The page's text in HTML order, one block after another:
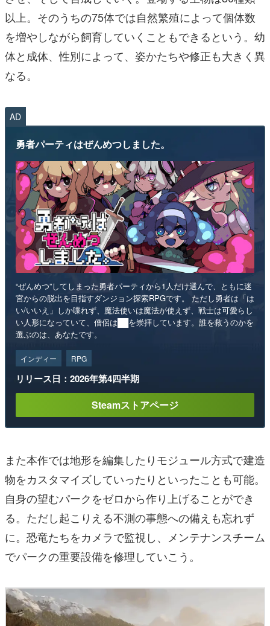
以上。そのうちの75体では自然繁殖によって個体数
を増やしながら飼育していくこともできるという。幼
体と成体、性別によって、姿かたちや修正も大きく異
なる。
AD
勇者パーティはぜんめつしました。
“ぜんめつ”してしまった勇者パーティから1人だけ選んで、ともに迷
宮からの脱出を目指すダンジョン探索RPGです。 ただし勇者は「は
い/いいえ」しか喋れず、魔法使いは魔法が使えず、戦士は可愛らし
い人形になっていて、僧侶は██を崇拝しています。誰を救うのかを
選ぶのは、あなたです。
インディー RPG
リリース日：2026年第4四半期
Steamストアページ
また本作では地形を編集したりモジュール方式で建造
物をカスタマイズしていったりといったことも可能。
自身の望むパークをゼロから作り上げることができ
る。ただし起こりえる不測の事態への備えも忘れず
に。恐竜たちをカメラで監視し、メンテナンスチーム
でパークの重要設備を修理していこう。